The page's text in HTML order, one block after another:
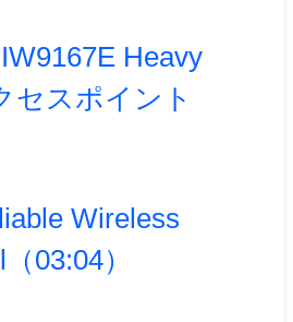
Heavy
セスポイント
Wireless
03:04）